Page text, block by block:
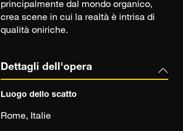
principalmente dal mondo organico,
crea scene in cui la realtà è intrisa di
qualità oniriche.
Dettagli dell'opera
Luogo dello scatto
Rome, Italie